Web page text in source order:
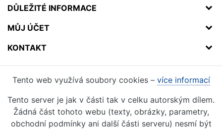
DŮLEŽITÉ INFORMACE
MŮJ ÚČET
KONTAKT
Tento web využívá soubory cookies – více informací
Tento server je jak v části tak v celku autorským dílem.
Žádná část tohoto webu (texty, obrázky, parametry,
obchodní podmínky ani další části serveru) nesmí být